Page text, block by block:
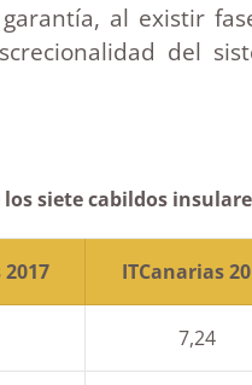
al existir
del
siete cabildos
ITCanarias
7,24